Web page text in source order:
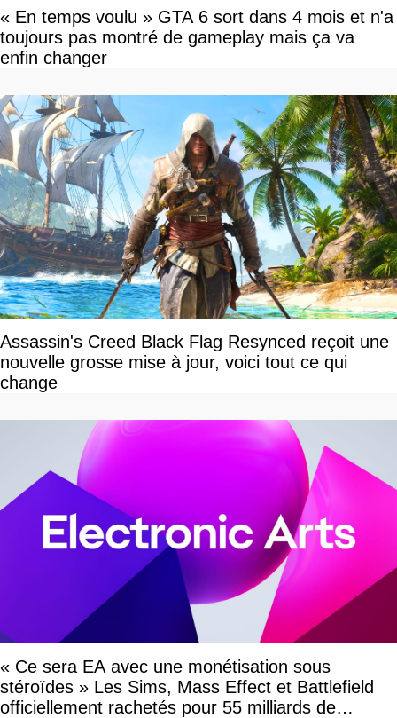
« En temps voulu » GTA 6 sort dans 4 mois et n'a
toujours pas montré de gameplay mais ça va
enfin changer
Assassin's Creed Black Flag Resynced reçoit une
nouvelle grosse mise à jour, voici tout ce qui
change
« Ce sera EA avec une monétisation sous
stéroïdes » Les Sims, Mass Effect et Battlefield
officiellement rachetés pour 55 milliards de